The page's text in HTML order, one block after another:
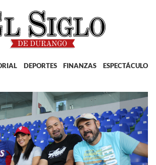
DEPORTES FINANZAS ESPECTÁCULOS